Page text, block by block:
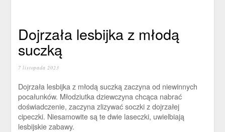
Dojrzała lesbijka z młodą
suczką
7 listopada 2023
Dojrzała lesbijka z młodą suczką zaczyna od niewinnych
pocałunków. Młodziutka dziewczyna chcąca nabrać
doświadczenie, zaczyna zlizywać soczki z dojrzałej
cipeczki. Niesamowite są te dwie laseczki, uwielbiają
lesbijskie zabawy.